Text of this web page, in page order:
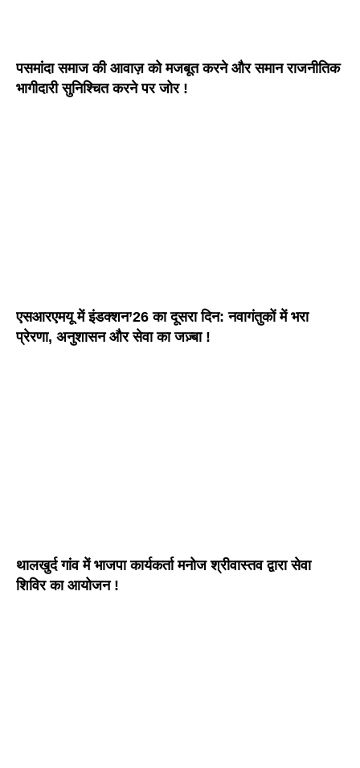
पसमांदा समाज की आवाज़ को मजबूत करने और समान राजनीतिक
भागीदारी सुनिश्चित करने पर जोर !
एसआरएमयू में इंडक्शन’26 का दूसरा दिन: नवागंतुकों में भरा
प्रेरणा, अनुशासन और सेवा का जज़्बा !
थालखुर्द गांव में भाजपा कार्यकर्ता मनोज श्रीवास्तव द्वारा सेवा
शिविर का आयोजन !